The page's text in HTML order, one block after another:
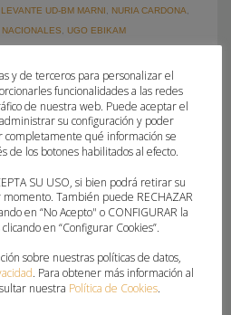
LEVANTE UD-BM MARNI NURIA CARDONA
UGO EBIKAM
y de terceros para personalizar el
funcionalidades a las redes
de nuestra web. Puede aceptar el
su configuración y poder
completamente qué información se
de los botones habilitados al efecto.
SU USO, si bien podrá retirar su
También puede RECHAZAR
en “No Acepto" o CONFIGURAR la
en “Configurar Cookies”.
sobre nuestras políticas de datos,
. Para obtener más información al
nuestra Política de Cookies.